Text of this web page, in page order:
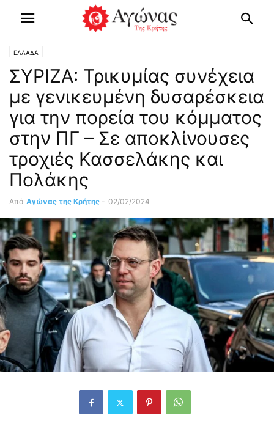
ΕΛΛΑΔΑ
ΣΥΡΙΖΑ: Τρικυμίας συνέχεια
με γενικευμένη δυσαρέσκεια
για την πορεία του κόμματος
στην ΠΓ – Σε αποκλίνουσες
τροχιές Κασσελάκης και
Πολάκης
Από Αγώνας της Κρήτης - 02/02/2024